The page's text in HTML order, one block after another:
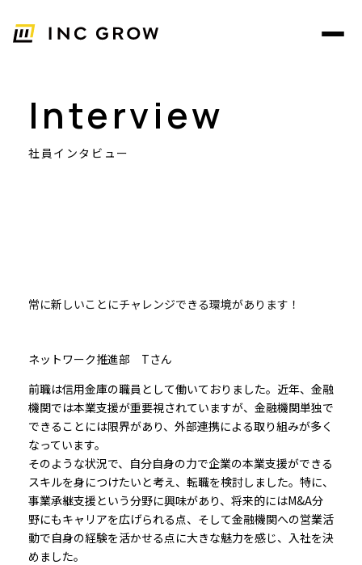
Interview
社員インタビュー
常に新しいことにチャレンジできる環境があります！
ネットワーク推進部 Tさん
前職は信用金庫の職員として働いておりました。近年、金融
機関では本業支援が重要視されていますが、金融機関単独で
できることには限界があり、外部連携による取り組みが多く
なっています。
そのような状況で、自分自身の力で企業の本業支援ができる
スキルを身につけたいと考え、転職を検討しました。特に、
事業承継支援という分野に興味があり、将来的にはM&A分
野にもキャリアを広げられる点、そして金融機関への営業活
動で自身の経験を活かせる点に大きな魅力を感じ、入社を決
めました。